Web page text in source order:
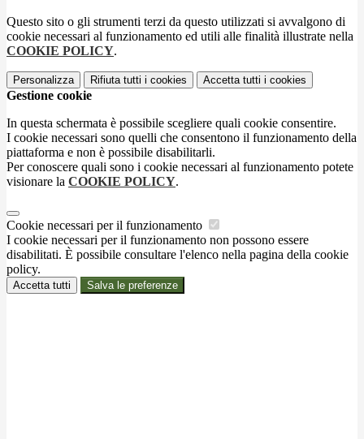
Questo sito o gli strumenti terzi da questo utilizzati si avvalgono di
cookie necessari al funzionamento ed utili alle finalità illustrate nella
COOKIE POLICY.
Personalizza Rifiuta tutti i cookies Accetta tutti i cookies
Gestione cookie
In questa schermata è possibile scegliere quali cookie consentire.
I cookie necessari sono quelli che consentono il funzionamento della
piattaforma e non è possibile disabilitarli.
Per conoscere quali sono i cookie necessari al funzionamento potete
visionare la COOKIE POLICY.
Cookie necessari per il funzionamento
I cookie necessari per il funzionamento non possono essere
disabilitati. È possibile consultare l'elenco nella pagina della cookie
policy.
Accetta tutti Salva le preferenze